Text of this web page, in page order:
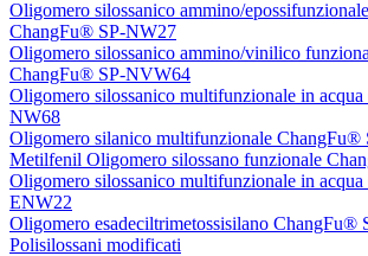
Oligomero silossanico ammino/
ChangFu® SP-NW27
Oligomero silossanico ammino/vinilico
ChangFu® SP-NVW64
Oligomero silossanico multifunzionale in
NW68
Oligomero silanico multifunzionale ChangFu®
Metilfenil Oligomero silossano funzionale
Oligomero silossanico multifunzionale in
ENW22
Oligomero esadeciltrimetossisilano ChangFu®
Polisilossani modificati